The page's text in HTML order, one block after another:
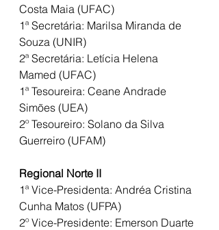
Costa Maia (UFAC)
1ª Secretária: Marilsa Miranda de
Souza (UNIR)
2ª Secretária: Letícia Helena
Mamed (UFAC)
1ª Tesoureira: Ceane Andrade
Simões (UEA)
2º Tesoureiro: Solano da Silva
Guerreiro (UFAM)
Regional Norte II
1ª Vice-Presidenta: Andréa Cristina
Cunha Matos (UFPA)
2º Vice-Presidente: Emerson Duarte